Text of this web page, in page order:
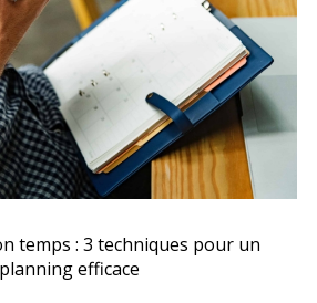
temps : 3 techniques pour un
planning efficace